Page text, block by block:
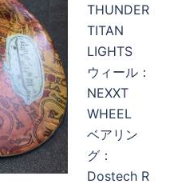
THUNDER
TITAN
LIGHTS
ウィール：
NEXXT
WHEEL
ベアリン
グ：
Dostech R